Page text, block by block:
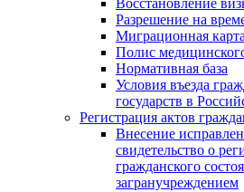
Восстановление
Разрешение на
Миграционная карта
Полис
Нормативная база
Условия въезда
государств в
Регистрация актов
Внесение
свидетельство о
гражданского
загранучреждением